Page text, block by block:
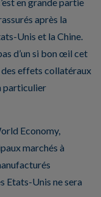
en grande partie
après la
Unis et la Chine.
d’un si bon œil cet
effets collatéraux
particulier
Economy,
marchés à
Etats-Unis ne sera